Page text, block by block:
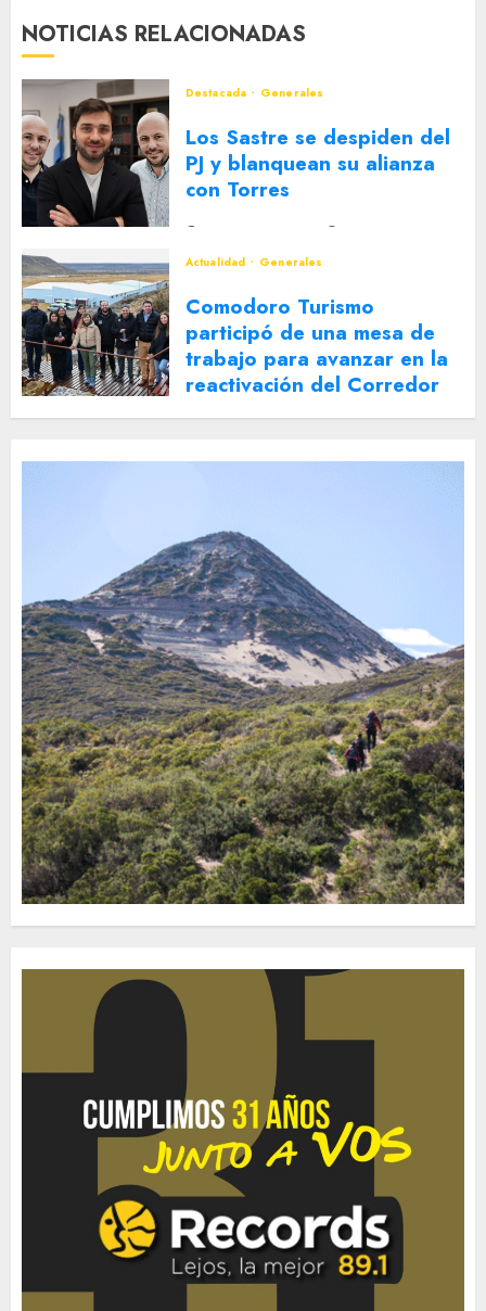
NOTICIAS RELACIONADAS
Destacada Generales
Los Sastre se despiden del
PJ y blanquean su alianza
con Torres
Actualidad
Generales
Comodoro Turismo
participó de una mesa de
trabajo para avanzar en la
reactivación del Corredor
Turístico Integrado